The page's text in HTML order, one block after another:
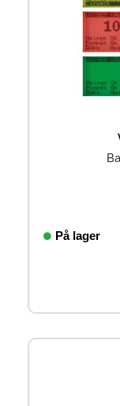
På lager